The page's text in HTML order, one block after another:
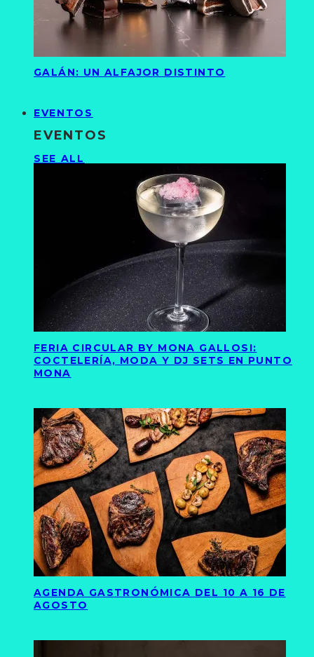
GALÁN: UN ALFAJOR DISTINTO
EVENTOS
EVENTOS
SEE ALL
FERIA CIRCULAR BY MONA GALLOSI:
COCTELERÍA, MODA Y DJ SETS EN PUNTO
MONA
AGENDA GASTRONÓMICA DEL 10 A 16 DE
AGOSTO